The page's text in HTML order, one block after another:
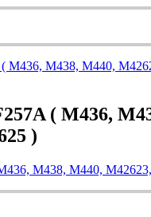
( M436,
)
M438, M440,